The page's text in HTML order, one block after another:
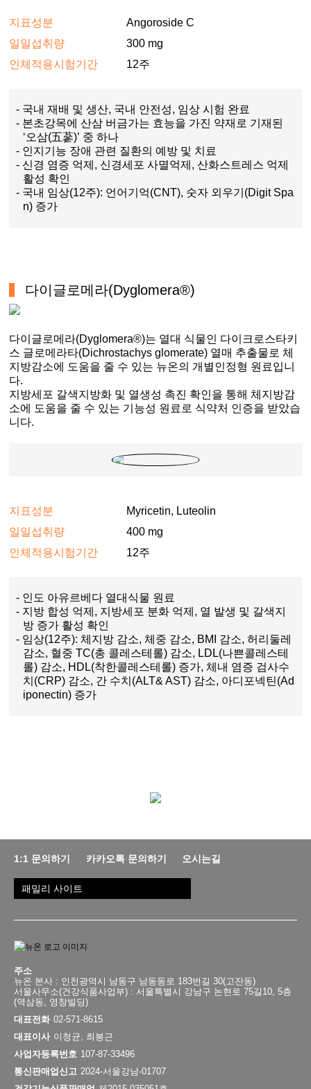
지표성분
Angoroside C
일일섭취량
300 mg
인체적용시험기간
12주
- 국내 재배 및 생산, 국내 안전성, 임상 시험 완료
- 본초강목에 산삼 버금가는 효능을 가진 약재로 기재된
‘오삼(五蔘)’ 중 하나
- 인지기능 장애 관련 질환의 예방 및 치료
- 신경 염증 억제, 신경세포 사멸억제, 산화스트레스 억제
활성 확인
- 국내 임상(12주): 언어기억(CNT), 숫자 외우기(Digit Spa
n) 증가
다이글로메라(Dyglomera®)
다이글로메라(Dyglomera®)는 열대 식물인 다이크로스타키
스 글로메라타(Dichrostachys glomerate) 열매 추출물로 체
지방감소에 도움을 줄 수 있는 뉴온의 개별인정형 원료입니
다.
지방세포 갈색지방화 및 열생성 촉진 확인을 통해 체지방감
소에 도움을 줄 수 있는 기능성 원료로 식약처 인증을 받았습
니다.
지표성분
Myricetin, Luteolin
일일섭취량
400 mg
인체적용시험기간
12주
- 인도 아유르베다 열대식물 원료
- 지방 합성 억제, 지방세포 분화 억제, 열 발생 및 갈색지
방 증가 활성 확인
- 임상(12주): 체지방 감소, 체중 감소, BMI 감소, 허리둘레
감소, 혈중 TC(총 콜레스테롤) 감소, LDL(나쁜콜레스테
롤) 감소, HDL(착한콜레스테롤) 증가, 체내 염증 검사수
치(CRP) 감소, 간 수치(ALT& AST) 감소, 아디포넥틴(Ad
iponectin) 증가
1:1 문의하기 카카오톡 문의하기 오시는길
패밀리 사이트
주소
뉴온 본사 : 인천광역시 남동구 남동동로 183번길 30(고잔동)
서울사무소(건강식품사업부) : 서울특별시 강남구 논현로 75길10, 5층
(역삼동, 영창빌딩)
대표전화 02-571-8615
대표이사 이청균, 최봉근
사업자등록번호 107-87-33496
통신판매업신고 2024-서울강남-01707